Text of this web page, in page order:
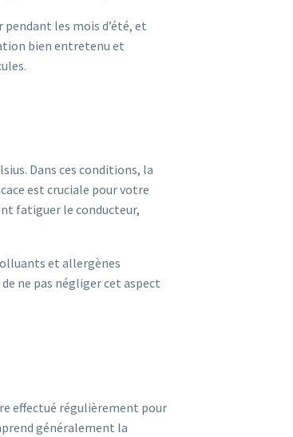
les mois d’été, et
bien entretenu et
Dans ces conditions, la
est cruciale pour votre
fatiguer le conducteur,
et allergènes
ne pas négliger cet aspect
effectué régulièrement pour
généralement la